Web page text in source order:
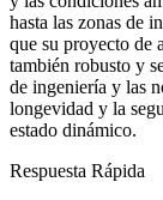
hasta las zonas de
que su proyecto de
también robusto y
de ingeniería y las
longevidad y la
estado dinámico.
Respuesta Rápida